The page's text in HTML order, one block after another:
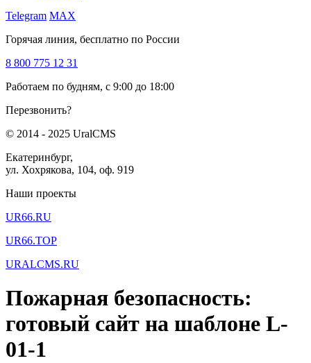
Telegram MAX
Горячая линия, бесплатно по России
8 800 775 12 31
Работаем по будням, с 9:00 до 18:00
Перезвонить?
© 2014 - 2025 UralCMS
Екатеринбург,
ул. Хохрякова, 104, оф. 919
Наши проекты
UR66.RU
UR66.TOP
URALCMS.RU
Пожарная безопасность:
готовый сайт на шаблоне L-
01-1